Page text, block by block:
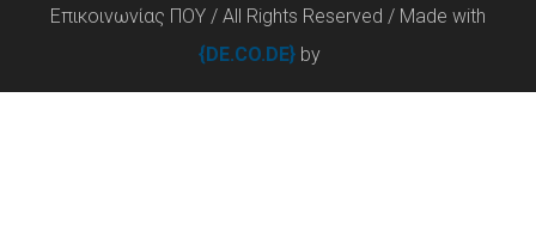
Επικοινωνίας ΠΟΥ / All Rights Reserved / Made with
{DE.CO.DE} by